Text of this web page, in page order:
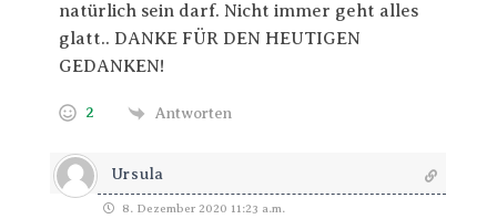
natürlich sein darf. Nicht immer geht alles
glatt.. DANKE FÜR DEN HEUTIGEN
GEDANKEN!
2 Antworten
Ursula
8. Dezember 2020 11:23 a.m.